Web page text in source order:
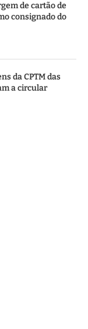
de cartão de
consignado do
da CPTM das
a circular